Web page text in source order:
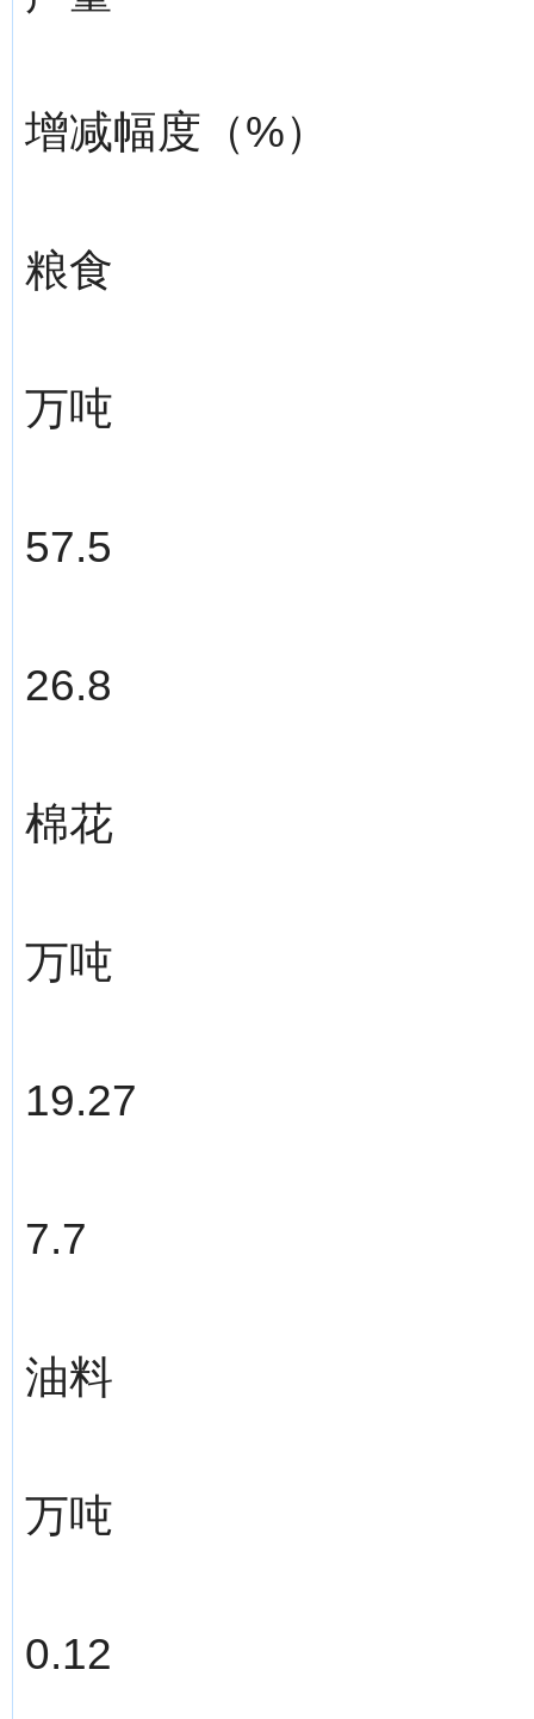
增减幅度（%）
粮食
万吨
57.5
26.8
棉花
万吨
19.27
7.7
油料
万吨
0.12